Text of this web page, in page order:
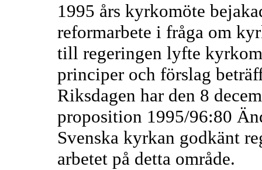
1995 års kyrkomöte
reformarbete i fråga om
till regeringen lyfte
principer och förslag
Riksdagen har den 8
proposition 1995/96:80
Svenska kyrkan godkänt
arbetet på detta område.